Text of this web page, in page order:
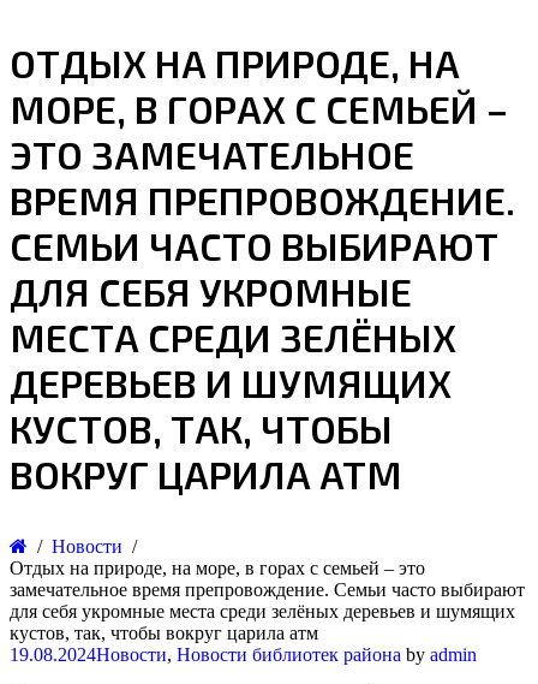
ОТДЫХ НА ПРИРОДЕ, НА
МОРЕ, В ГОРАХ С СЕМЬЕЙ –
ЭТО ЗАМЕЧАТЕЛЬНОЕ
ВРЕМЯ ПРЕПРОВОЖДЕНИЕ.
СЕМЬИ ЧАСТО ВЫБИРАЮТ
ДЛЯ СЕБЯ УКРОМНЫЕ
МЕСТА СРЕДИ ЗЕЛЁНЫХ
ДЕРЕВЬЕВ И ШУМЯЩИХ
КУСТОВ, ТАК, ЧТОБЫ
ВОКРУГ ЦАРИЛА АТМ
Новости
Отдых на природе, на море, в горах с семьей – это
замечательное время препровождение. Семьи часто выбирают
для себя укромные места среди зелёных деревьев и шумящих
кустов, так, чтобы вокруг царила атм
19.08.2024Новости, Новости библиотек района by admin